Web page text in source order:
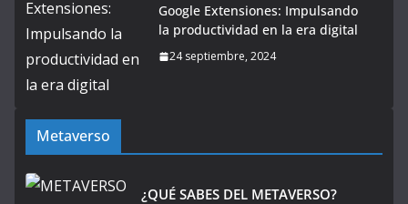
Google Extensiones: Impulsando
la productividad en la era digital
24 septiembre, 2024
Metaverso
¿QUÉ SABES DEL METAVERSO?